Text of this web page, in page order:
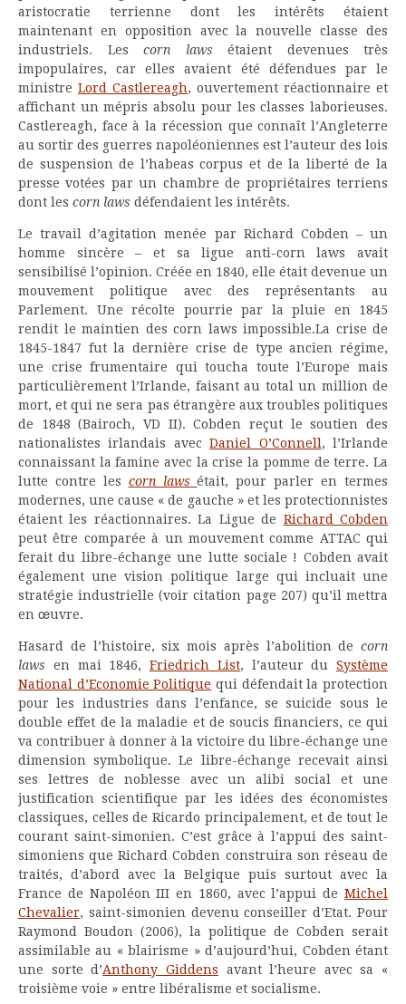
aristocratie terrienne dont les intérêts étaient
maintenant en opposition avec la nouvelle classe des
industriels. Les corn laws étaient devenues très
impopulaires, car elles avaient été défendues par le
ministre Lord Castlereagh, ouvertement réactionnaire et
affichant un mépris absolu pour les classes laborieuses.
Castlereagh, face à la récession que connaît l’Angleterre
au sortir des guerres napoléoniennes est l’auteur des lois
de suspension de l’habeas corpus et de la liberté de la
presse votées par un chambre de propriétaires terriens
dont les corn laws défendaient les intérêts.
Le travail d’agitation menée par Richard Cobden – un
homme sincère – et sa ligue anti-corn laws avait
sensibilisé l’opinion. Créée en 1840, elle était devenue un
mouvement politique avec des représentants au
Parlement. Une récolte pourrie par la pluie en 1845
rendit le maintien des corn laws impossible.La crise de
1845-1847 fut la dernière crise de type ancien régime,
une crise frumentaire qui toucha toute l’Europe mais
particulièrement l’Irlande, faisant au total un million de
mort, et qui ne sera pas étrangère aux troubles politiques
de 1848 (Bairoch, VD II). Cobden reçut le soutien des
nationalistes irlandais avecDaniel O’Connell , l’Irlande
connaissant la famine avec la crise la pomme de terre. La
lutte contre les corn lawsétait, pour parler en termes
modernes, une cause « de gauche » et les protectionnistes
étaient les réactionnaires. La Ligue de Richard Cobden
peut être comparée à un mouvement comme ATTAC qui
ferait du libre-échange une lutte sociale ! Cobden avait
également une vision politique large qui incluait une
stratégie industrielle (voir citation page 207) qu’il mettra
en œuvre.
Hasard de l’histoire, six mois après l’abolition de corn
laws en mai 1846, Friedrich List, l’auteur du Système
National d’Economie Politique qui défendait la protection
pour les industries dans l’enfance, se suicide sous le
double effet de la maladie et de soucis financiers, ce qui
va contribuer à donner à la victoire du libre-échange une
dimension symbolique. Le libre-échange recevait ainsi
ses lettres de noblesse avec un alibi social et une
justification scientifique par les idées des économistes
classiques, celles de Ricardo principalement, et de tout le
courant saint-simonien. C’est grâce à l’appui des saint-
simoniens que Richard Cobden construira son réseau de
traités, d’abord avec la Belgique puis surtout avec la
France de Napoléon III en 1860, avec l’appui de Michel
Chevalier, saint-simonien devenu conseiller d’Etat. Pour
Raymond Boudon (2006), la politique de Cobden serait
assimilable au « blairisme » d’aujourd’hui, Cobden étant
une sorte d’Anthony Giddens avant l’heure avec sa «
troisième voie » entre libéralisme et socialisme.